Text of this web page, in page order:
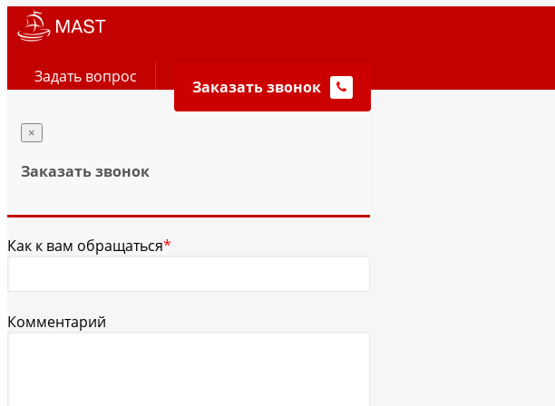
Задать вопрос
Заказать звонок
×
Заказать звонок
Как к вам обращаться*
Комментарий